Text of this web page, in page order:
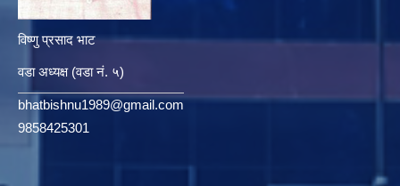
विष्णु प्रसाद भाट
वडा अध्यक्ष (वडा नं. ५)
bhatbishnu1989@gmail.com
9858425301